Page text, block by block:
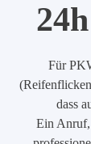
Für
dass
Ein Anruf,